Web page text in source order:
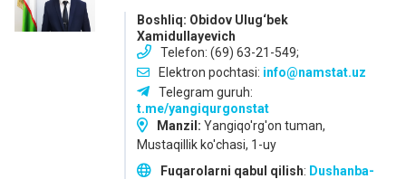
Boshliq: Obidov Ulug‘bek
Xamidullayevich
Telefon: (69) 63-21-549;
Elektron pochtasi: info@namstat.uz
Telegram guruh:
t.me/yangiqurgonstat
Manzil: Yangiqo'rg'on tuman,
Mustaqillik ko'chasi, 1-uy
Fuqarolarni qabul qilish: Dushanba-